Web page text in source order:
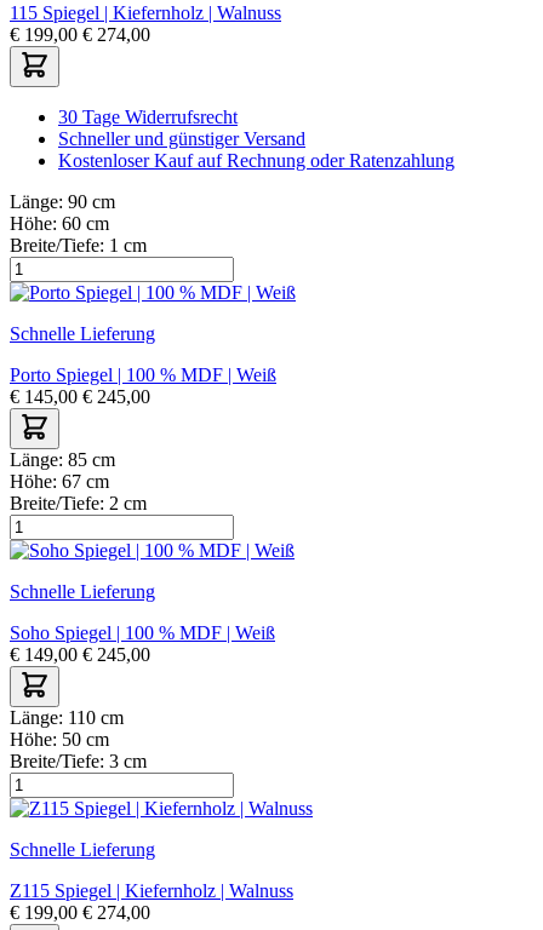
115 Spiegel | Kiefernholz | Walnuss
€ 199,00 € 274,00
30 Tage Widerrufsrecht
Schneller und günstiger Versand
Kostenloser Kauf auf Rechnung oder Ratenzahlung
Länge: 90 cm
Höhe: 60 cm
Breite/Tiefe: 1 cm
Schnelle Lieferung
Porto Spiegel | 100 % MDF | Weiß
€ 145,00 € 245,00
Länge: 85 cm
Höhe: 67 cm
Breite/Tiefe: 2 cm
Schnelle Lieferung
Soho Spiegel | 100 % MDF | Weiß
€ 149,00 € 245,00
Länge: 110 cm
Höhe: 50 cm
Breite/Tiefe: 3 cm
Schnelle Lieferung
Z115 Spiegel | Kiefernholz | Walnuss
€ 199,00 € 274,00